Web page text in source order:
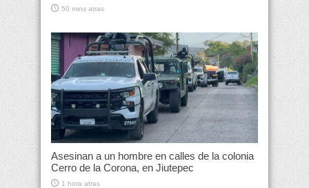
50 mins atras
Asesinan a un hombre en calles de la colonia
Cerro de la Corona, en Jiutepec
1 hora atras